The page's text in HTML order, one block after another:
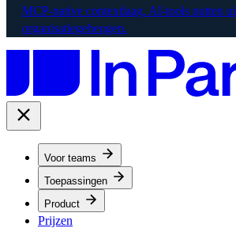
MCP-native contextlaag. AI-tools putten
organisatiegeheugen.
Voor teams
Toepassingen
Product
Prijzen